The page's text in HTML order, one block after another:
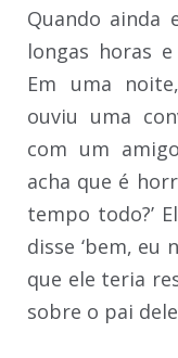
Quando ainda
longas horas
Em uma
ouviu uma
com um
acha que é
tempo todo?’
disse ‘bem, eu
que ele teria
sobre o pai